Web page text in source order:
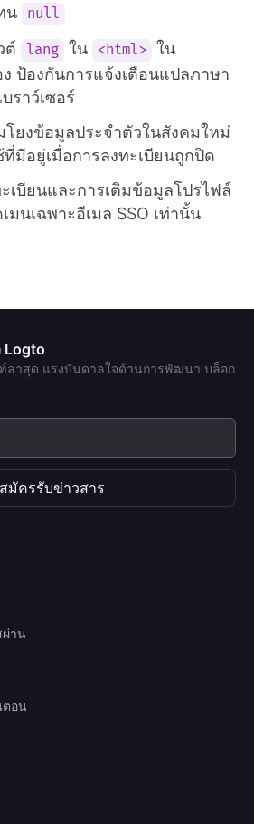
น null
ต์ lang ใน <html>
ใน
ป้องกันการแจ้งเตือนแปลภาษา
ราว์เซอร์
ยงข้อมูลประจำตัวในสังคมใหม่
มีอยู่เมื่อการลงทะเบียนถูกปิด
เบียนและการเติมข้อมูลโปรไฟล์
มนเฉพาะอีเมล SSO เท่านั้น
Logto
าสุด แรงบันดาลใจด้านการพัฒนา บล็อก
สมัครรับข่าวสาร
ผ่าน
อน